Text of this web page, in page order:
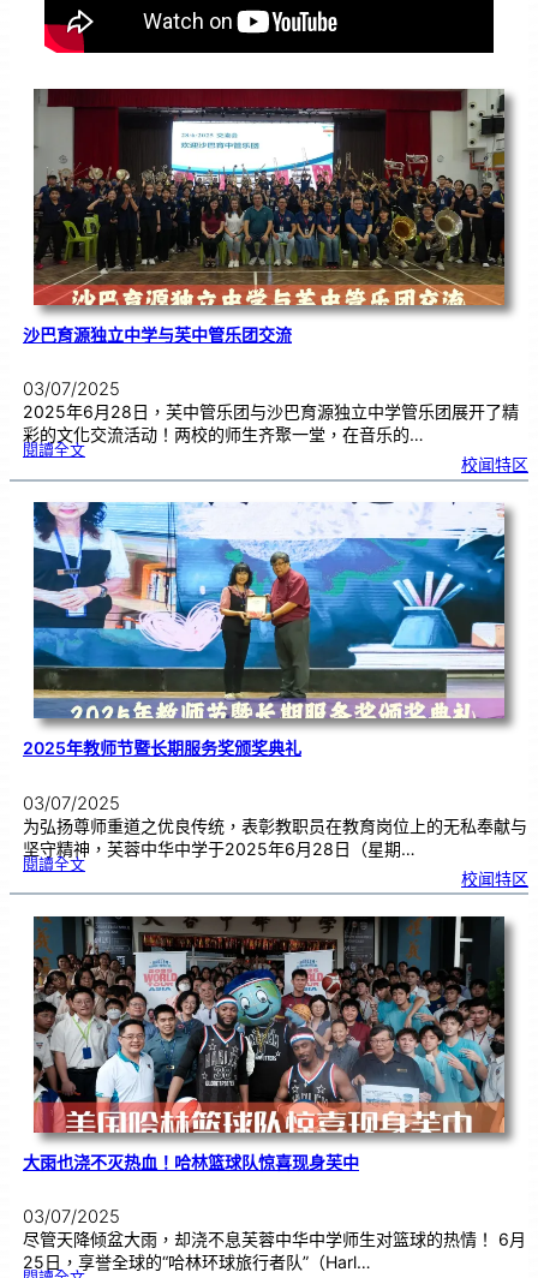
沙巴育源独立中学与芙中管乐团交流
03/07/2025
2025年6月28日，芙中管乐团与沙巴育源独立中学管乐团展开了精
彩的文化交流活动！两校的师生齐聚一堂，在音乐的…
閱讀全文:沙
源
立
中
学
与
芙
中
管
流
校闻特区
2025年教师节暨长期服务奖颁奖典礼
03/07/2025
为弘扬尊师重道之优良传统，表彰教职员在教育岗位上的无私奉献与
坚守精神，芙蓉中华中学于2025年6月28日（星期…
閱讀全文:2
5
教
师
节
暨
长
期
服
务
奖
颁
奖
典
礼
校闻特区
大雨也浇不灭热血！哈林篮球队惊喜现身芙中
03/07/2025
尽管天降倾盆大雨，却浇不息芙蓉中华中学师生对篮球的热情！ 6月
25日，享誉全球的“哈林环球旅行者队”（Harl…